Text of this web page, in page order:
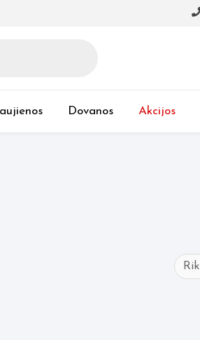
Dovanos Akcijos